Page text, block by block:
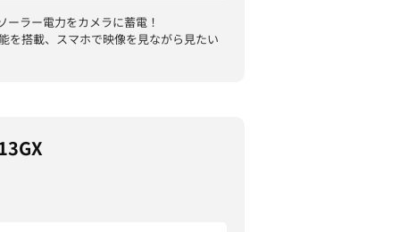
ラー電力をカメラに蓄電！
を搭載、スマホで映像を見ながら見たい